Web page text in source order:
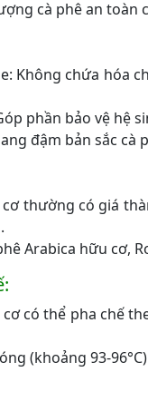
cà phê an toàn
Không chứa hóa
phần bảo vệ hệ
đậm bản sắc
cơ thường có giá
Arabica hữu cơ,
có thể pha chế
(khoảng 93-